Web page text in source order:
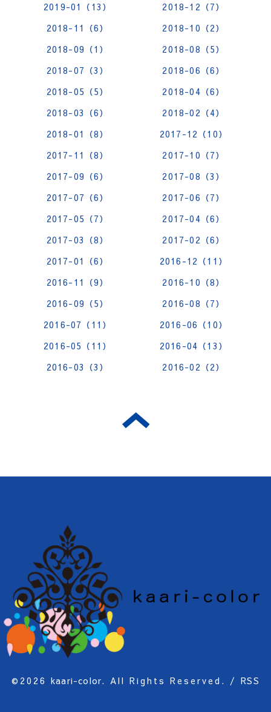
2019-01（13）
2018-12（7）
2018-11（6）
2018-10（2）
2018-09（1）
2018-08（5）
2018-07（3）
2018-06（6）
2018-05（5）
2018-04（6）
2018-03（6）
2018-02（4）
2018-01（8）
2017-12（10）
2017-11（8）
2017-10（7）
2017-09（6）
2017-08（3）
2017-07（6）
2017-06（7）
2017-05（7）
2017-04（6）
2017-03（8）
2017-02（6）
2017-01（6）
2016-12（11）
2016-11（9）
2016-10（8）
2016-09（5）
2016-08（7）
2016-07（11）
2016-06（10）
2016-05（11）
2016-04（13）
2016-03（3）
2016-02（2）
©2026kaari-color. All Rights Reserved. /RSS